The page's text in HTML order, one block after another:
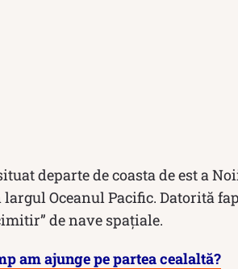
departe de coasta de est a
Oceanul Pacific. Datorită
de nave spaţiale.
am ajunge pe partea cealaltă?